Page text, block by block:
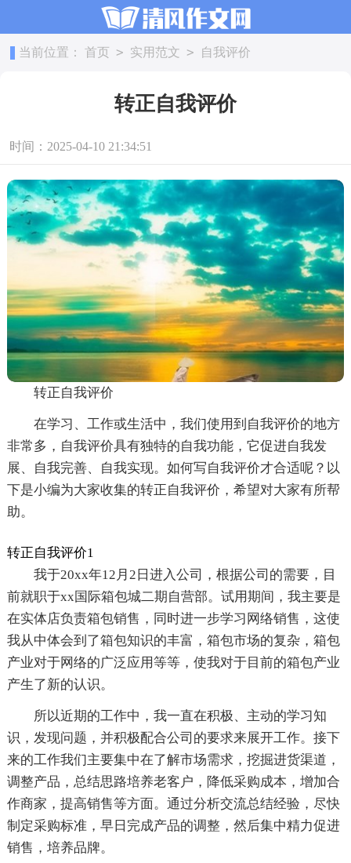
当前位置： 首页 > 实用范文 > 自我评价
转正自我评价
时间：2025-04-10 21:34:51
转正自我评价
在学习、工作或生活中，我们使用到自我评价的地方
非常多，自我评价具有独特的自我功能，它促进自我发
展、自我完善、自我实现。如何写自我评价才合适呢？以
下是小编为大家收集的转正自我评价，希望对大家有所帮
助。
转正自我评价1
我于20xx年12月2日进入公司，根据公司的需要，目
前就职于xx国际箱包城二期自营部。试用期间，我主要是
在实体店负责箱包销售，同时进一步学习网络销售，这使
我从中体会到了箱包知识的丰富，箱包市场的复杂，箱包
产业对于网络的广泛应用等等，使我对于目前的箱包产业
产生了新的认识。
所以近期的工作中，我一直在积极、主动的学习知
识，发现问题，并积极配合公司的要求来展开工作。接下
来的工作我们主要集中在了解市场需求，挖掘进货渠道，
调整产品，总结思路培养老客户，降低采购成本，增加合
作商家，提高销售等方面。通过分析交流总结经验，尽快
制定采购标准，早日完成产品的调整，然后集中精力促进
销售，培养品牌。